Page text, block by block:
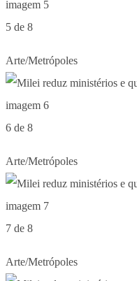
5 de 8
Arte/Metrópoles
6 de 8
Arte/Metrópoles
7 de 8
Arte/Metrópoles